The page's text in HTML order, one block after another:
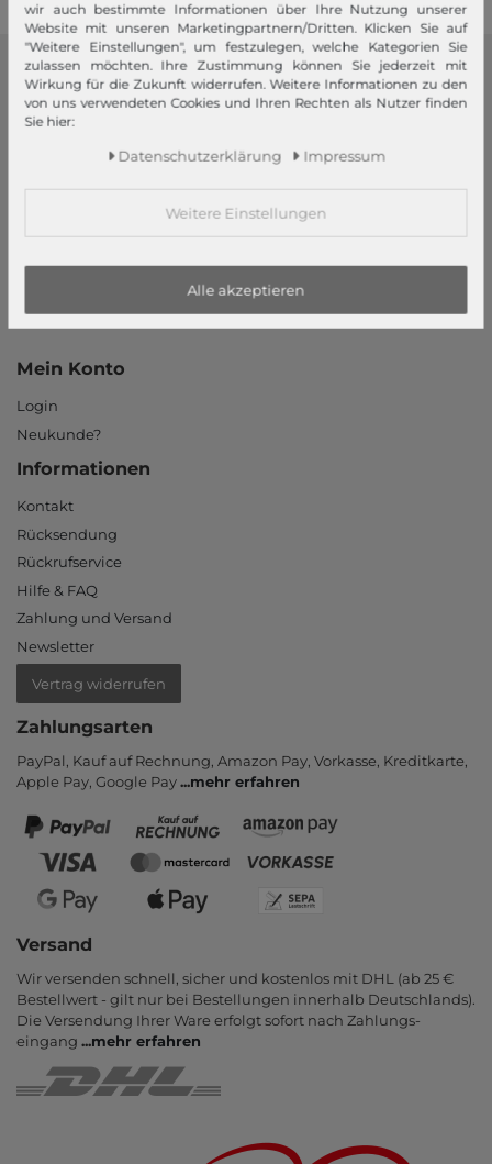
modeherz
Impressum
Datenschutzerklärung
Barrierefreiheitserklärung
Unsere Stores
Mein Konto
Login
Neukunde?
Informationen
Kontakt
Rücksendung
Rückrufservice
Hilfe & FAQ
Zahlung und Versand
Newsletter
Vertrag widerrufen
Zahlungsarten
PayPal, Kauf auf Rechnung, Amazon Pay, Vor­kasse, Kredit­karte,
Apple Pay, Google Pay...mehr erfahren
Versand
Wir versenden schnell, sicher und kostenlos mit DHL (ab 25 €
Bestell­wert - gilt nur bei Bestel­lungen inner­halb Deutsch­lands).
Die Ver­sendung Ihrer Ware er­folgt sofort nach Zahlungs­
eingang ...mehr erfahren
wir auch bestimmte Informationen über Ihre Nutzung unserer
Website mit unseren Marketingpartnern/Dritten. Klicken Sie auf
"Weitere Einstellungen", um festzulegen, welche Kategorien Sie
zulassen möchten. Ihre Zustimmung können Sie jederzeit mit
Wirkung für die Zukunft widerrufen. Weitere Informationen zu den
von uns verwendeten Cookies und Ihren Rechten als Nutzer finden
Sie hier:
Daten­schutz­erklärung Impressum
Weitere Einstellungen
Alle akzeptieren